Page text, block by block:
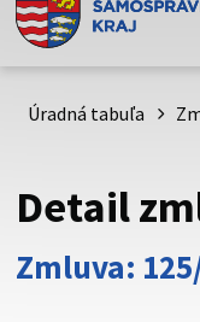
Toto je oficiálna
psk.sk.
Buďte pozorní a
cez zabezpečenú
vždy začína https://
Úradná tabuľa
Detail
Zmluva: